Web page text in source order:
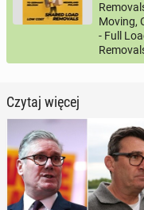
Moving,
- Full
Czytaj więcej